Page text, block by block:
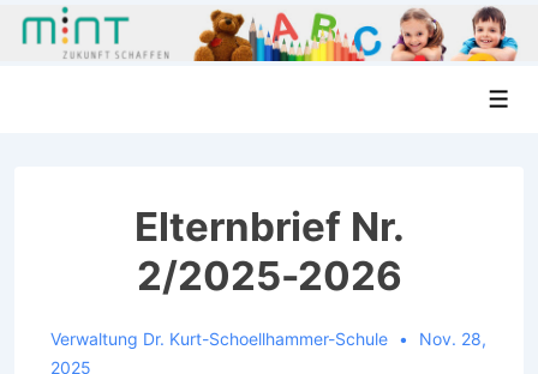
Elternbrief Nr.
2/2025-2026
Verwaltung Dr. Kurt-Schoellhammer-Schule
Nov. 28,
2025